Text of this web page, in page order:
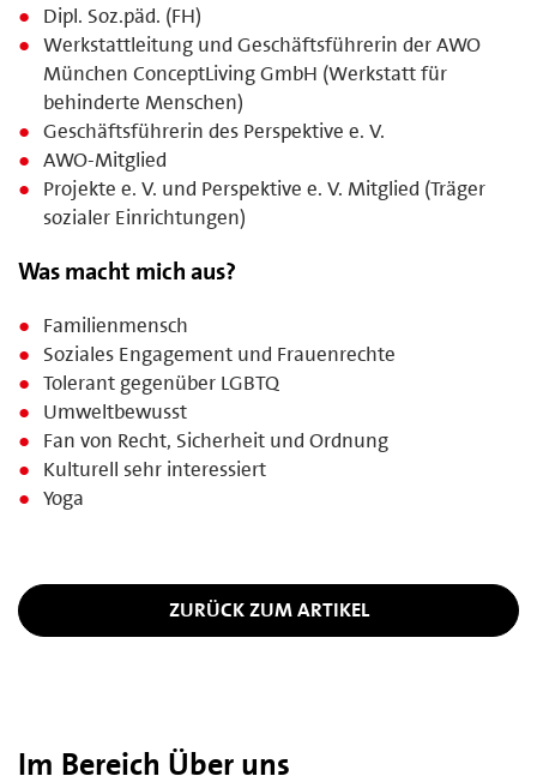
Dipl. Soz.päd. (FH)
Werkstattleitung und Geschäftsführerin der AWO
München ConceptLiving GmbH (Werkstatt für
behinderte Menschen)
Geschäftsführerin des Perspektive e. V.
AWO-Mitglied
Projekte e. V. und Perspektive e. V. Mitglied (Träger
sozialer Einrichtungen)
Was macht mich aus?
Familienmensch
Soziales Engagement und Frauenrechte
Tolerant gegenüber LGBTQ
Umweltbewusst
Fan von Recht, Sicherheit und Ordnung
Kulturell sehr interessiert
Yoga
ZURÜCK ZUM ARTIKEL
Im Bereich Über uns